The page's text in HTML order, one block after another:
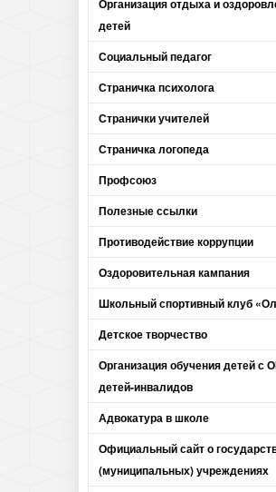
Организация отдыха и
детей
Социальный педагог
Страничка психолога
Странички учителей
Страничка логопеда
Профсоюз
Полезные ссылки
Противодействие коррупции
Оздоровительная кампания
Школьный спортивный клуб
Детское творчество
Организация обучения детей с
детей-инвалидов
Адвокатура в школе
Официальный сайт о
(муниципальных) учреждениях